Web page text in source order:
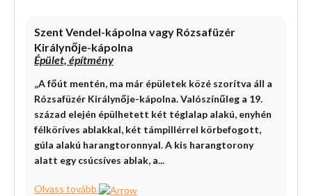
Szent Vendel-kápolna vagy Rózsafüzér
Királynője-kápolna
Épület, építmény
„A főút mentén, ma már épületek közé szorítva áll a
Rózsafüzér Királynője-kápolna. Valószínűleg a 19.
század elején épülhetett két téglalap alakú, enyhén
félköríves ablakkal, két támpillérrel körbefogott,
gúla alakú harangtoronnyal. A kis harangtorony
alatt egy csúcsíves ablak, a...
Olvass tovább